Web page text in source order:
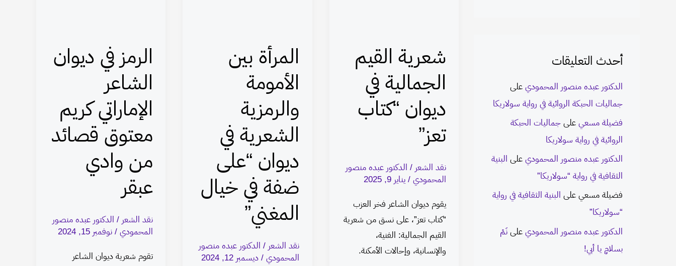
أحدث التعليقات
الدكتور عبده منصور المحمودي على
جماليات الحبكة الروائية في رواية سولاريكا
فضيلة مسعي على جماليات الحبكة
الروائية في رواية سولاريكا
الدكتور عبده منصور المحمودي على البنية
الثقافية في رواية “سولاريكا”
فضيلة مسعي على البنية الثقافية في رواية
“سولاريكا”
الدكتور عبده منصور المحمودي على نَمْ
بسلامٍ يا أبي!
شعرية القيم
الجمالية في
ديوان “كتاب
تعز”
نقد الشعر / الدكتور عبده منصور
المحمودي/يناير 9, 2025
يقوم ديوان الشاعر فخر العزب
“كتاب تعز”، على نسق من شعرية
القيم الجمالية: الفنية،
والإنسانية، وإحالات الأمكنة.
“كتاب
المرأة بين
الأمومة
والرمزية
الشعرية في
ديوان “على
ضفة في خيال
المغني”
نقد الشعر / الدكتور عبده منصور
المحمودي / ديسمبر 12, 2024
ديوان
“على
ضفة
في
خيال
الرمز في ديوان
الشاعر
الإماراتي كريم
معتوق قصائد
من وادي
عبقر
نقد الشعر / الدكتور عبده منصور
المحمودي/نوفمبر 15, 2024
تقوم شعرية ديوان الشاعر
كريم
قصائد
من
وادي
عبقر